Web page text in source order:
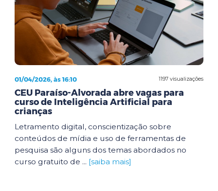
1197 visualizações
01/04/2026, às 16:10
CEU Paraíso-Alvorada abre vagas para
curso de Inteligência Artificial para
crianças
Letramento digital, conscientização sobre
conteúdos de mídia e uso de ferramentas de
pesquisa são alguns dos temas abordados no
curso gratuito de ... [saiba mais]